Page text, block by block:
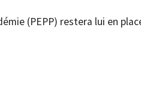
(PEPP) restera lui en